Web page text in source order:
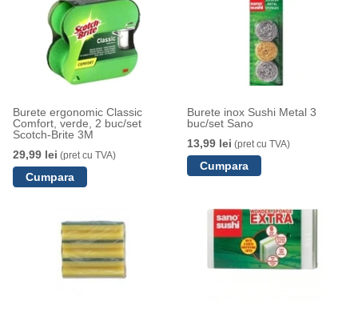
Burete ergonomic Classic
Comfort, verde, 2 buc/set
Scotch-Brite 3M
29,99 lei (pret cu TVA)
Burete inox Sushi Metal 3
buc/set Sano
13,99 lei (pret cu TVA)